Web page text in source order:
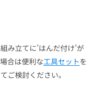
み立てに’はんだ付け’が
合は便利な工具セットを
ご検討ください。